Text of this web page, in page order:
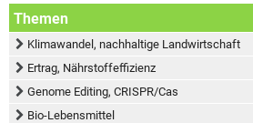
Themen
Klimawandel, nachhaltige Landwirtschaft
Ertrag, Nährstoffeffizienz
Genome Editing, CRISPR/Cas
Bio-Lebensmittel